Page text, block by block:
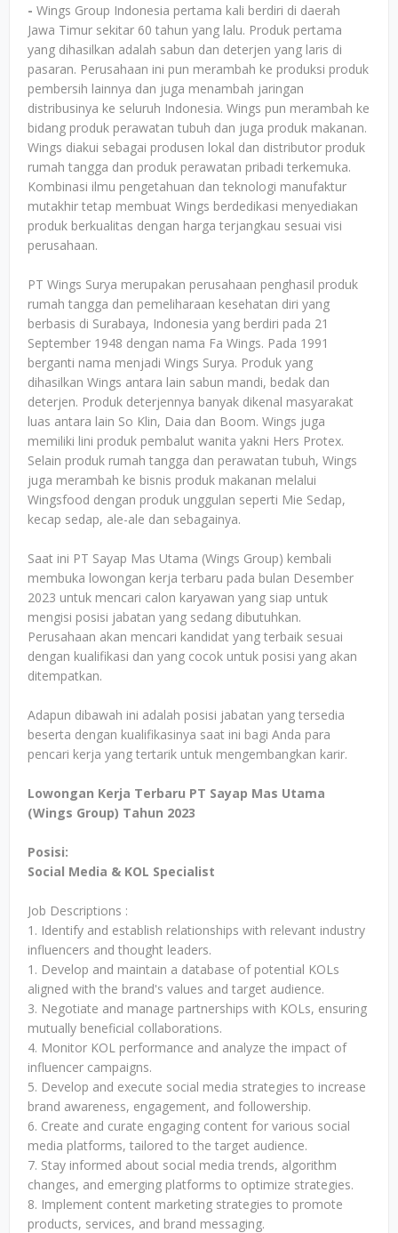
- Wings Group Indonesia pertama kali berdiri di daerah
Jawa Timur sekitar 60 tahun yang lalu. Produk pertama
yang dihasilkan adalah sabun dan deterjen yang laris di
pasaran. Perusahaan ini pun merambah ke produksi produk
pembersih lainnya dan juga menambah jaringan
distribusinya ke seluruh Indonesia. Wings pun merambah ke
bidang produk perawatan tubuh dan juga produk makanan.
Wings diakui sebagai produsen lokal dan distributor produk
rumah tangga dan produk perawatan pribadi terkemuka.
Kombinasi ilmu pengetahuan dan teknologi manufaktur
mutakhir tetap membuat Wings berdedikasi menyediakan
produk berkualitas dengan harga terjangkau sesuai visi
perusahaan.
PT Wings Surya merupakan perusahaan penghasil produk
rumah tangga dan pemeliharaan kesehatan diri yang
berbasis di Surabaya, Indonesia yang berdiri pada 21
September 1948 dengan nama Fa Wings. Pada 1991
berganti nama menjadi Wings Surya. Produk yang
dihasilkan Wings antara lain sabun mandi, bedak dan
deterjen. Produk deterjennya banyak dikenal masyarakat
luas antara lain So Klin, Daia dan Boom. Wings juga
memiliki lini produk pembalut wanita yakni Hers Protex.
Selain produk rumah tangga dan perawatan tubuh, Wings
juga merambah ke bisnis produk makanan melalui
Wingsfood dengan produk unggulan seperti Mie Sedap,
kecap sedap, ale-ale dan sebagainya.
Saat ini PT Sayap Mas Utama (Wings Group) kembali
membuka lowongan kerja terbaru pada bulan Desember
2023 untuk mencari calon karyawan yang siap untuk
mengisi posisi jabatan yang sedang dibutuhkan.
Perusahaan akan mencari kandidat yang terbaik sesuai
dengan kualifikasi dan yang cocok untuk posisi yang akan
ditempatkan.
Adapun dibawah ini adalah posisi jabatan yang tersedia
beserta dengan kualifikasinya saat ini bagi Anda para
pencari kerja yang tertarik untuk mengembangkan karir.
Lowongan Kerja Terbaru PT Sayap Mas Utama
(Wings Group) Tahun 2023
Posisi:
Social Media & KOL Specialist
Job Descriptions :
1. Identify and establish relationships with relevant industry
influencers and thought leaders.
1. Develop and maintain a database of potential KOLs
aligned with the brand's values and target audience.
3. Negotiate and manage partnerships with KOLs, ensuring
mutually beneficial collaborations.
4. Monitor KOL performance and analyze the impact of
influencer campaigns.
5. Develop and execute social media strategies to increase
brand awareness, engagement, and followership.
6. Create and curate engaging content for various social
media platforms, tailored to the target audience.
7. Stay informed about social media trends, algorithm
changes, and emerging platforms to optimize strategies.
8. Implement content marketing strategies to promote
products, services, and brand messaging.